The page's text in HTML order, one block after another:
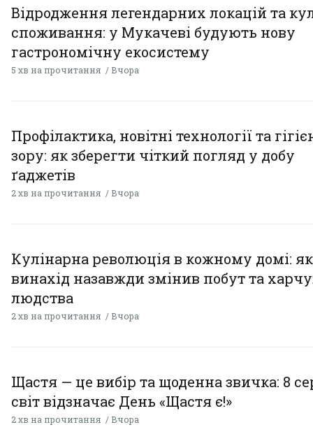
Відродження легендарних локацій та
споживання: у Мукачеві будують нову
гастрономічну екосистему
5 хв на прочитання Вчора
Профілактика, новітні технології та
зору: як зберегти чіткий погляд у добу
ґаджетів
2 хв на прочитання Вчора
Кулінарна революція в кожному домі:
винахід назавжди змінив побут та
людства
2 хв на прочитання Вчора
Щастя — це вибір та щоденна звичка: 8
світ відзначає День «Щастя є!»
2 хв на прочитання Вчора